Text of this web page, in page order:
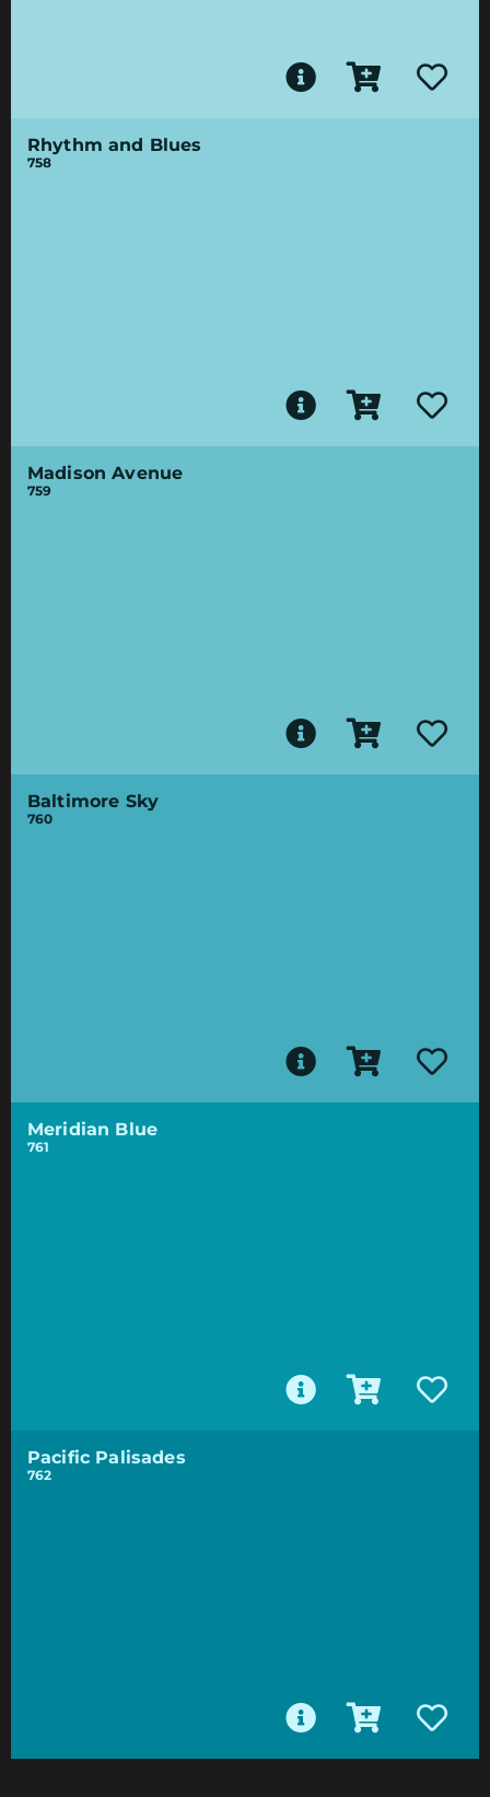
Rhythm and Blues
758
Madison Avenue
759
Baltimore Sky
760
Meridian Blue
761
Pacific Palisades
762